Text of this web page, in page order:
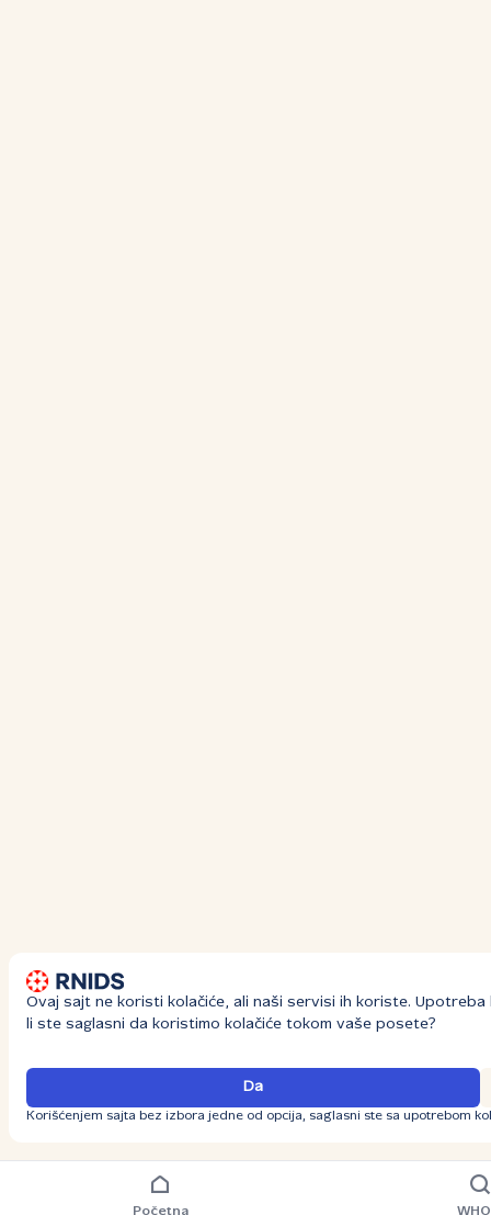
Početna
Ovaj sajt ne koristi kolačiće, ali naši servisi ih koriste. Upotreba
li ste saglasni da koristimo kolačiće tokom vaše posete?
Da
Korišćenjem sajta bez izbora jedne od opcija, saglasni ste sa upotrebom